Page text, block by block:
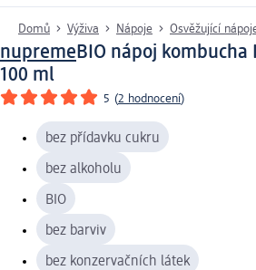
Domů Výživa Nápoje Osvěžující
nupremeBIO nápoj
100 ml
5 (2 hodnocení)
bez přídavku cukru
bez alkoholu
BIO
bez barviv
bez konzervačních látek